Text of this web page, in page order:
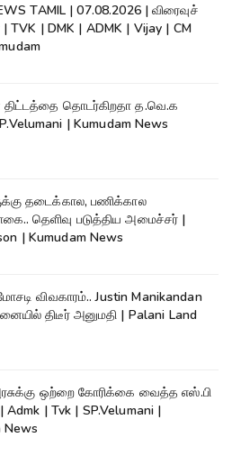
TAMIL | 07.08.2026 | விரைவுச்
TVK | DMK | ADMK | Vijay | CM
தொடர்கிறதா த.வெ.க
| Kumudam News
தடைக்கால, பணிக்கால
தெளிவு படுத்திய அமைச்சர் |
| Kumudam News
விவகாரம்.. Justin Manikandan
திடீர் அனுமதி | Palani Land
ஒற்றை கோரிக்கை வைத்த எஸ்.பி
SP.Velumani |
News